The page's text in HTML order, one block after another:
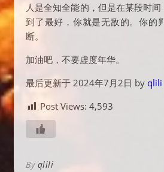
人是全知全能的，但是在某段时
到了最好，你就是无敌的。你的
断。
加油吧，不要虚度年华。
最后更新于 2024年7月2日 by qlili
Post Views: 4,593
By qlili